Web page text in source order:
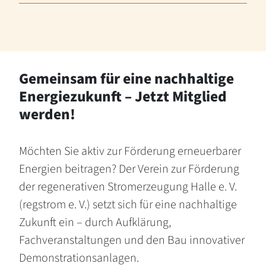
Gemeinsam für eine nachhaltige
Energiezukunft – Jetzt Mitglied
werden!
Möchten Sie aktiv zur Förderung erneuerbarer
Energien beitragen? Der Verein zur Förderung
der regenerativen Stromerzeugung Halle e. V.
(regstrom e. V.) setzt sich für eine nachhaltige
Zukunft ein – durch Aufklärung,
Fachveranstaltungen und den Bau innovativer
Demonstrationsanlagen.